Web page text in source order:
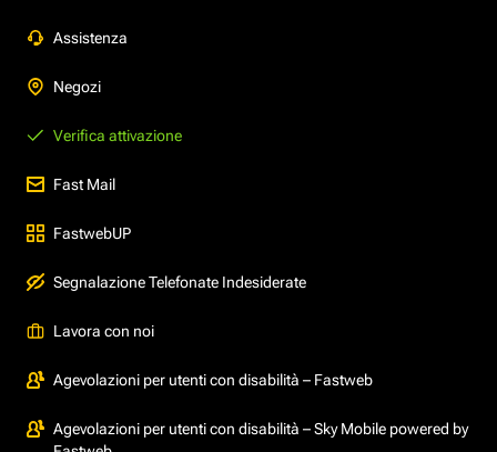
Assistenza
Negozi
Verifica attivazione
Fast Mail
FastwebUP
Segnalazione Telefonate Indesiderate
Lavora con noi
Agevolazioni per utenti con disabilità – Fastweb
Agevolazioni per utenti con disabilità – Sky Mobile powered by